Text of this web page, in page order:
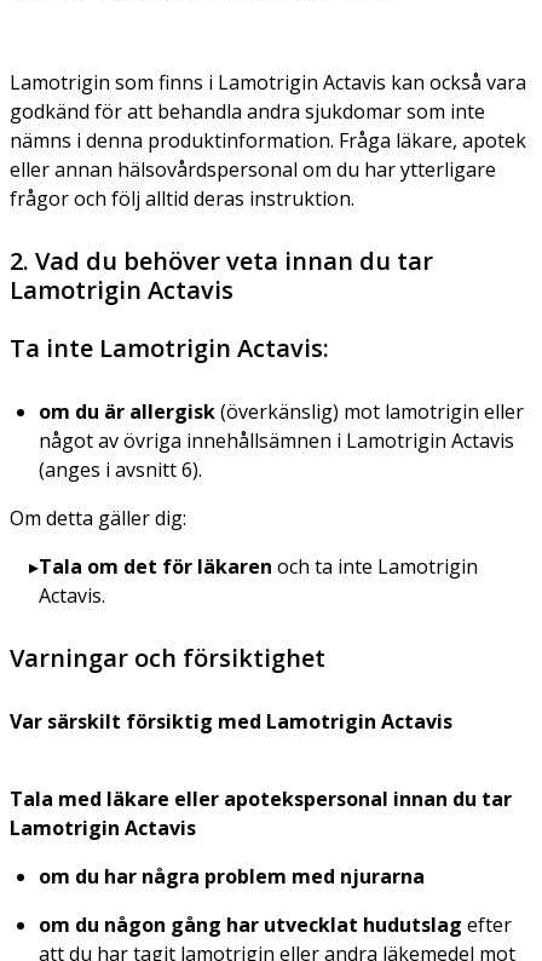
Lamotrigin som finns i Lamotrigin Actavis kan också vara
godkänd för att behandla andra sjukdomar som inte
nämns i denna produktinformation. Fråga läkare, apotek
eller annan hälsovårdspersonal om du har ytterligare
frågor och följ alltid deras instruktion.
2. Vad du behöver veta innan du tar
Lamotrigin Actavis
Ta inte Lamotrigin Actavis:
om du är allergisk(överkänslig) mot lamotrigin eller
något av övriga innehållsämnen i Lamotrigin Actavis
(anges i avsnitt 6).
Om detta gäller dig:
Tala om det för läkaren och ta inte Lamotrigin
Actavis.
Varningar och försiktighet
Var särskilt försiktig med Lamotrigin Actavis
Tala med läkare eller apotekspersonal innan du tar
Lamotrigin Actavis
om du har några problem med njurarna
om du någon gång har utvecklat hudutslag efter
att du har tagit lamotrigin eller andra läkemedel mot